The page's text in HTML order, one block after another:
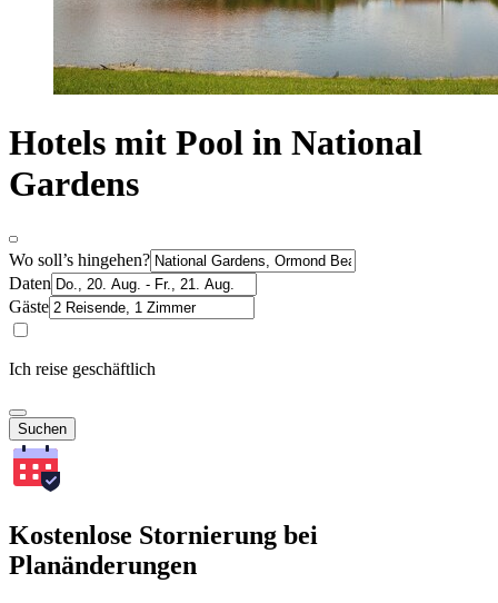
Hotels mit Pool in National
Gardens
Wo soll’s hingehen?
Daten
Gäste
Ich reise geschäftlich
Suchen
Kostenlose Stornierung bei
Planänderungen